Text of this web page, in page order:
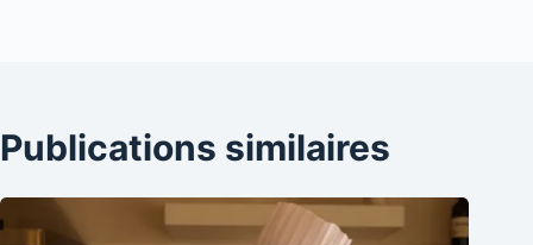
Publications similaires